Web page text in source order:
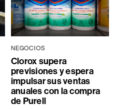
NEGOCIOS
Clorox supera
previsiones y espera
impulsar sus ventas
anuales con la compra
de Purell